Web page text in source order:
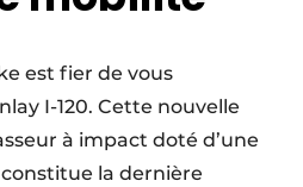
est fier de vous
I-120. Cette nouvelle
à impact doté d’une
la dernière